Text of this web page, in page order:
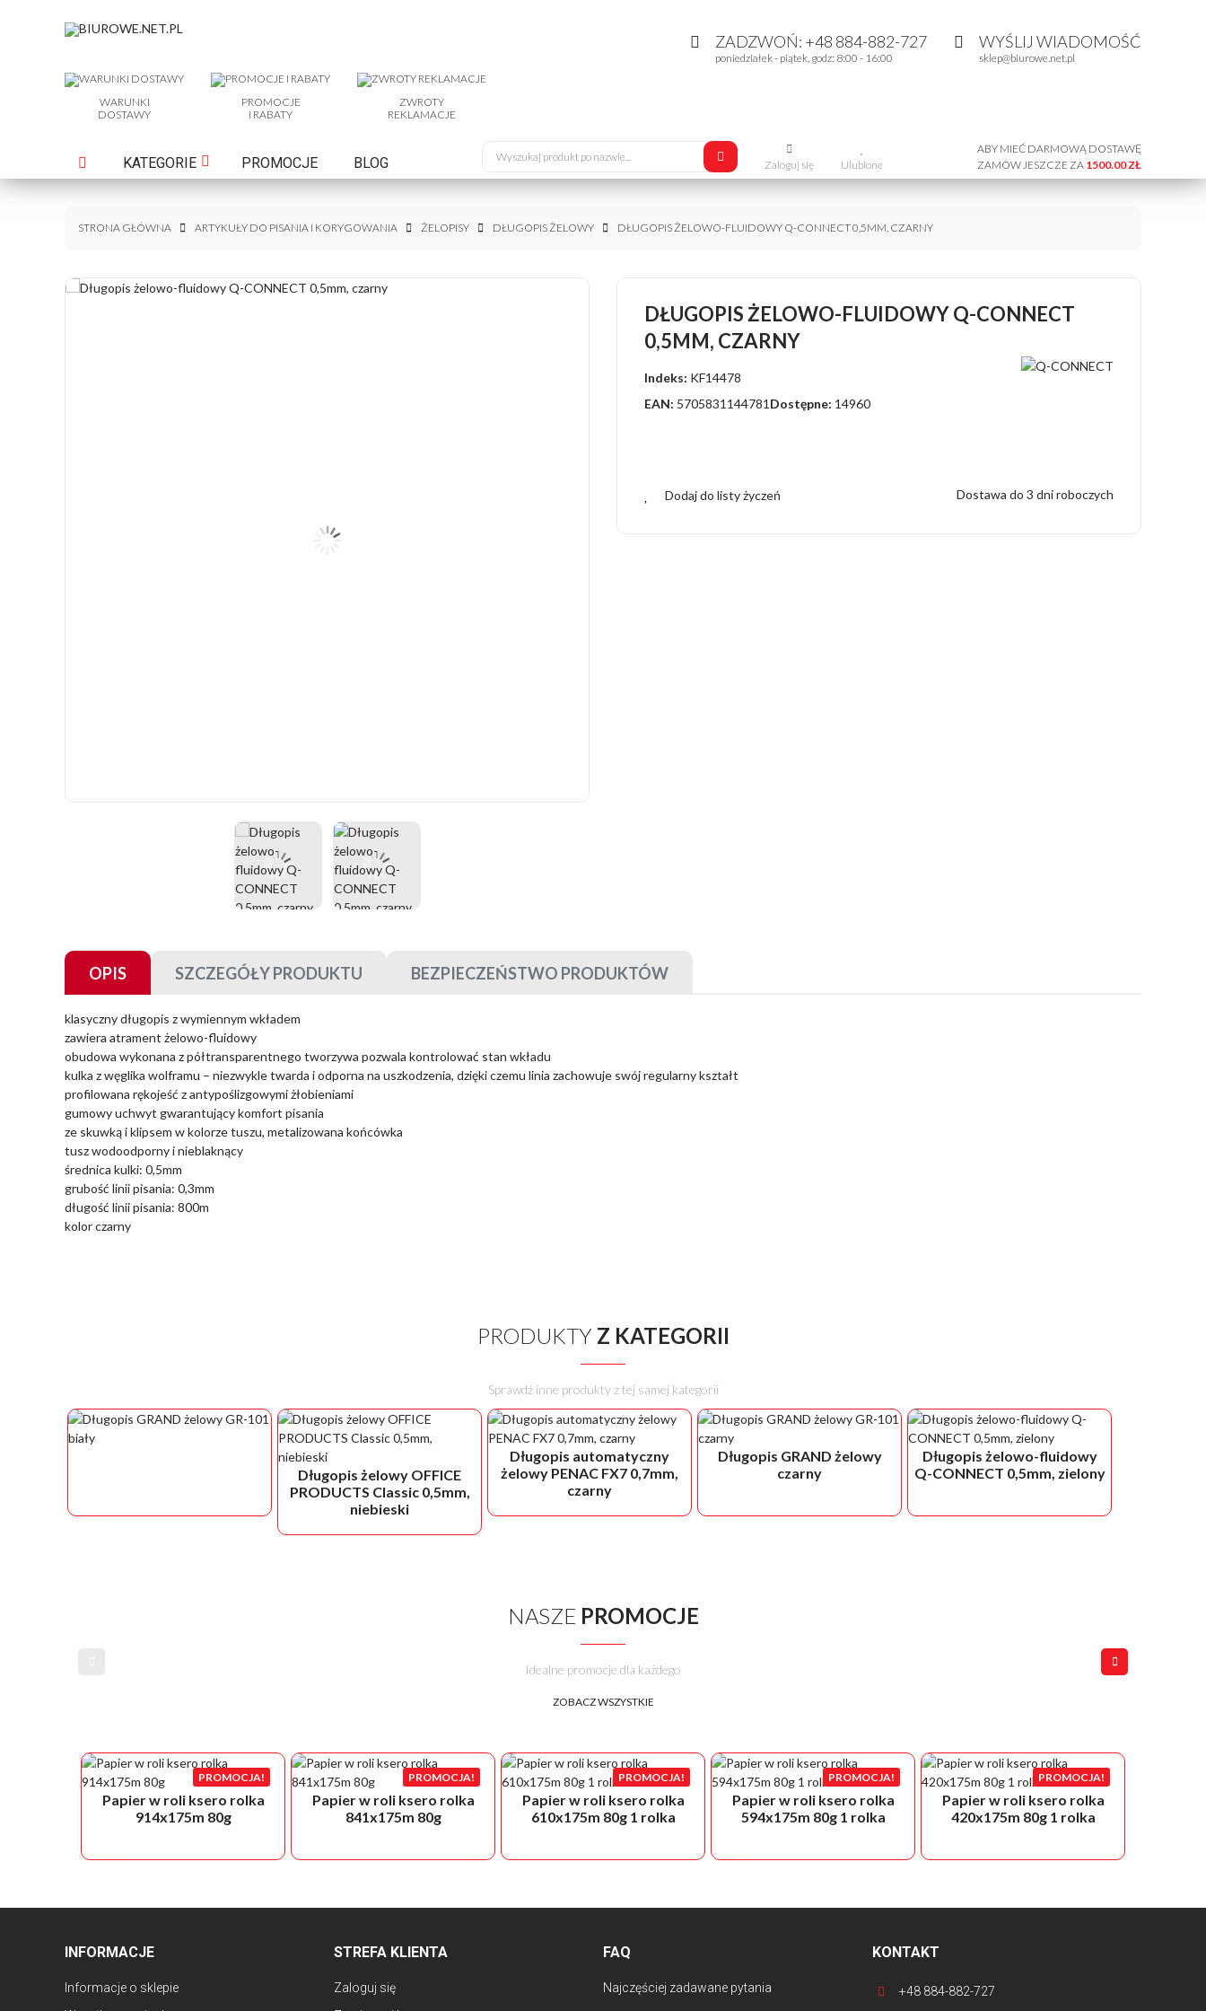
ZADZWOŃ: +48 884-882-727
poniedziałek - piątek, godz: 8:00 - 16:00
WYŚLIJ WIADOMOŚĆ
sklep@biurowe.net.pl
WARUNKI
DOSTAWY
PROMOCJE
I RABATY
ZWROTY
REKLAMACJE
KATEGORIE PROMOCJE BLOG Zaloguj się Ulubione
ABY MIEĆ DARMOWĄ DOSTAWĘ
ZAMÓW JESZCZE ZA 1500.00 ZŁ
STRONA GŁÓWNA ARTYKUŁY DO PISANIA I KORYGOWANIA ŻELOPISY DŁUGOPIS ŻELOWY DŁUGOPIS ŻELOWO-FLUIDOWY Q-CONNECT 0,5MM, CZARNY
DŁUGOPIS ŻELOWO-FLUIDOWY Q-CONNECT
0,5MM, CZARNY
Indeks: KF14478
EAN: 5705831144781 Dostępne: 14960
Dostawa do 3 dni roboczych
Dodaj do listy życzeń
OPIS SZCZEGÓŁY PRODUKTU BEZPIECZEŃSTWO PRODUKTÓW
klasyczny długopis z wymiennym wkładem
zawiera atrament żelowo-fluidowy
obudowa wykonana z półtransparentnego tworzywa pozwala kontrolować stan wkładu
kulka z węglika wolframu – niezwykle twarda i odporna na uszkodzenia, dzięki czemu linia zachowuje swój regularny kształt
profilowana rękojeść z antypoślizgowymi żłobieniami
gumowy uchwyt gwarantujący komfort pisania
ze skuwką i klipsem w kolorze tuszu, metalizowana końcówka
tusz wodoodporny i nieblaknący
średnica kulki: 0,5mm
grubość linii pisania: 0,3mm
długość linii pisania: 800m
kolor czarny
PRODUKTY Z KATEGORII
Sprawdź inne produkty z tej samej kategorii
Długopis żelowy OFFICE
PRODUCTS Classic 0,5mm,
niebieski
Długopis automatyczny
żelowy PENAC FX7 0,7mm,
czarny
Długopis GRAND żelowy
czarny
Długopis żelowo-fluidowy
Q-CONNECT 0,5mm, zielony
NASZE PROMOCJE
Idealne promocje dla każdego
ZOBACZ WSZYSTKIE
PROMOCJA!
Papier w roli ksero rolka
914x175m 80g
PROMOCJA!
Papier w roli ksero rolka
841x175m 80g
PROMOCJA!
Papier w roli ksero rolka
610x175m 80g 1 rolka
PROMOCJA!
Papier w roli ksero rolka
594x175m 80g 1 rolka
PROMOCJA!
Papier w roli ksero rolka
420x175m 80g 1 rolka
INFORMACJE
Informacje o sklepie
STREFA KLIENTA
Zaloguj się
FAQ
Najczęściej zadawane pytania
KONTAKT
+48 884-882-727